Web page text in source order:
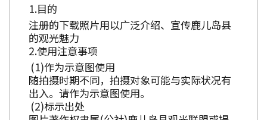
目的
注册的下载照片用以广泛介绍、宣传鹿儿岛县
的观光魅力
使用注意事项
作为示意图使用
随拍摄时期不同，拍摄对象可能与实际状况有
出入。请作为示意图使用。
标示出处